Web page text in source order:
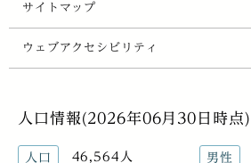
サイトマップ
ウェブアクセシビリティ
人口情報(2026年06月30日時点)
人口 46,564人 男性